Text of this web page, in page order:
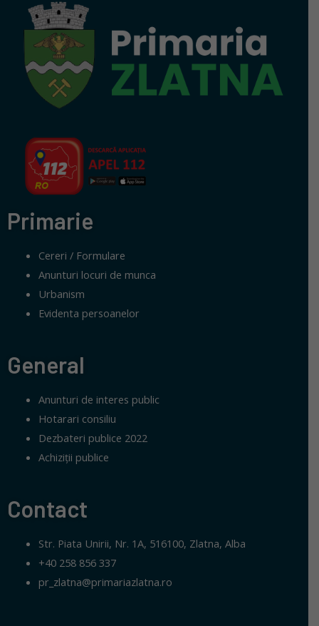
Primarie
Cereri / Formulare
Anunturi locuri de munca
Urbanism
Evidenta persoanelor
General
Anunturi de interes public
Hotarari consiliu
Dezbateri publice 2022
Achiziții publice
Contact
Str. Piata Unirii, Nr. 1A, 516100, Zlatna, Alba
+40 258 856 337
pr_zlatna@primariazlatna.ro